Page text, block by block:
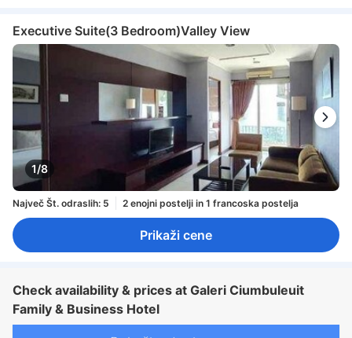
Executive Suite(3 Bedroom)Valley View
1/8
Največ Št. odraslih: 5 2 enojni postelji in 1 francoska postelja
Prikaži cene
Check availability & prices at Galeri Ciumbuleuit
Family & Business Hotel